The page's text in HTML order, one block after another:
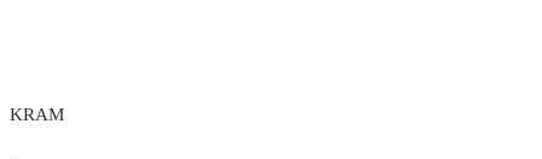
KRAM